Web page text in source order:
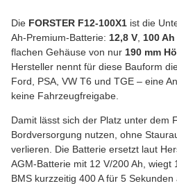
Die FORSTER F12-100X1 ist die
Ah-Premium-Batterie: 12,8 V 100 Ah
flachen Gehäuse von nur 190 mm
Hersteller nennt für diese Bauform
Ford, PSA, VW T6 und TGE – eine
keine Fahrzeugfreigabe.
Damit lässt sich der Platz unter dem
Bordversorgung nutzen, ohne
verlieren. Die Batterie ersetzt laut
AGM-Batterie mit 12 V/200 Ah, wiegt
BMS kurzzeitig 400 A für 5